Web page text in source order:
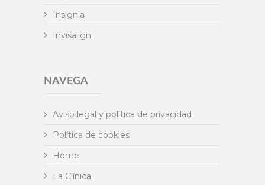
Insignia
Invisalign
NAVEGA
Aviso legal y política de privacidad
Política de cookies
Home
La Clínica